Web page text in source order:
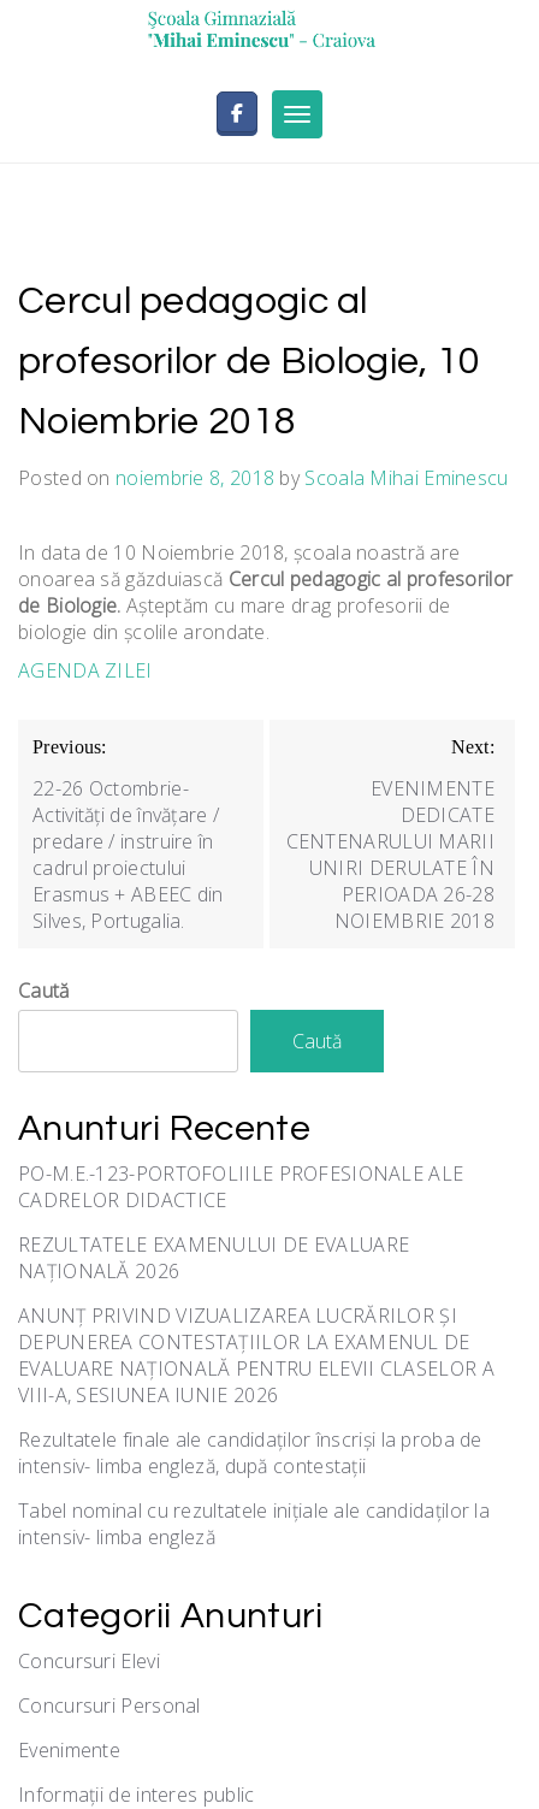
Toggle navigation
Cercul pedagogic al
profesorilor de Biologie, 10
Noiembrie 2018
Posted on noiembrie 8, 2018 byScoala Mihai Eminescu
In data de 10 Noiembrie 2018, școala noastră are
onoarea să găzduiască Cercul pedagogic al profesorilor
de Biologie. Așteptăm cu mare drag profesorii de
biologie din școlile arondate.
AGENDA ZILEI
Navigare
în
articole
Previous:
22-26 Octombrie-
Activități de învățare /
predare / instruire în
cadrul proiectului
Erasmus + ABEEC din
Silves, Portugalia.
Next:
EVENIMENTE
DEDICATE
CENTENARULUI MARII
UNIRI DERULATE ÎN
PERIOADA 26-28
NOIEMBRIE 2018
Caută
Caută
Anunturi Recente
PO-M.E.-123-PORTOFOLIILE PROFESIONALE ALE
CADRELOR DIDACTICE
REZULTATELE EXAMENULUI DE EVALUARE
NAȚIONALĂ 2026
ANUNȚ PRIVIND VIZUALIZAREA LUCRĂRILOR ȘI
DEPUNEREA CONTESTAȚIILOR LA EXAMENUL DE
EVALUARE NAȚIONALĂ PENTRU ELEVII CLASELOR A
VIII-A, SESIUNEA IUNIE 2026
Rezultatele finale ale candidaților înscriși la proba de
intensiv- limba engleză, după contestații
Tabel nominal cu rezultatele inițiale ale candidaților la
intensiv- limba engleză
Categorii Anunturi
Concursuri Elevi
Concursuri Personal
Evenimente
Informații de interes public